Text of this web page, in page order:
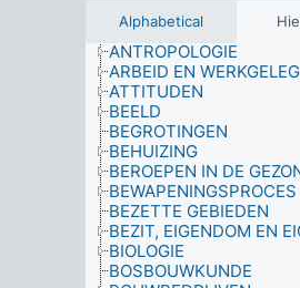
Alphabetical
AFMETINGEN
ANALYSE
ANTROPOLOGIE
ARBEID EN
ATTITUDEN
BEELD
BEGROTINGEN
BEHUIZING
BEROEPEN IN DE
BEWAPENINGSPROCES
BEZETTE GEBIEDEN
BEZIT, EIGENDOM EN
BIOLOGIE
BOSBOUWKUNDE